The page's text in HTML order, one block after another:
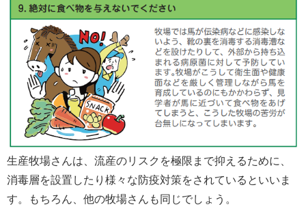
生産牧場さんは、流産のリスクを極限まで抑えるために、
消毒層を設置したり様々な防疫対策をされているといいま
す。もちろん、他の牧場さんも同じでしょう。